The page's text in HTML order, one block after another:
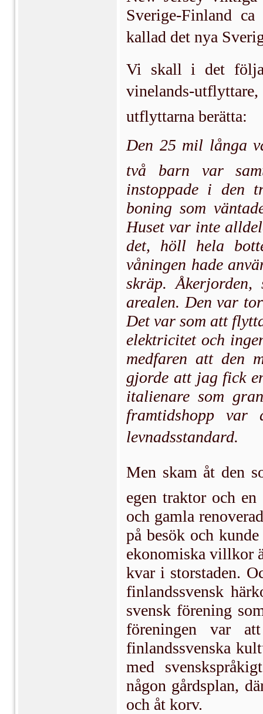
Sverige-Finland
kallad det nya
Vi skall i det
vinelands-
utflyttarna berätta:
Den 25 mil långa
två barn var
instoppade i den
boning som
Huset var inte
det, höll hela
våningen hade
skräp.
arealen. Den var
Det var som att
elektricitet och
medfaren att den
gjorde att jag fick
italienare som
framtidshopp
levnadsstandard.
Men skam åt den
egen traktor och
och gamla
på besök och
ekonomiska villkor
kvar i storstaden.
finlandssvensk
svensk förening
föreningen var
finlandssvenska
med
någon gårdsplan,
och åt korv.